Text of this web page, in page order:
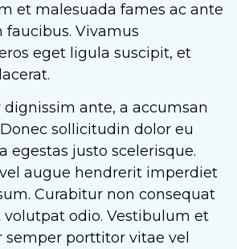
et malesuada fames ac ante
Vivamus
eget ligula suscipit, et
ante, a accumsan
sollicitudin dolor eu
egestas justo scelerisque.
augue hendrerit imperdiet
Curabitur non consequat
volutpat odio. Vestibulum et
semper porttitor vitae vel